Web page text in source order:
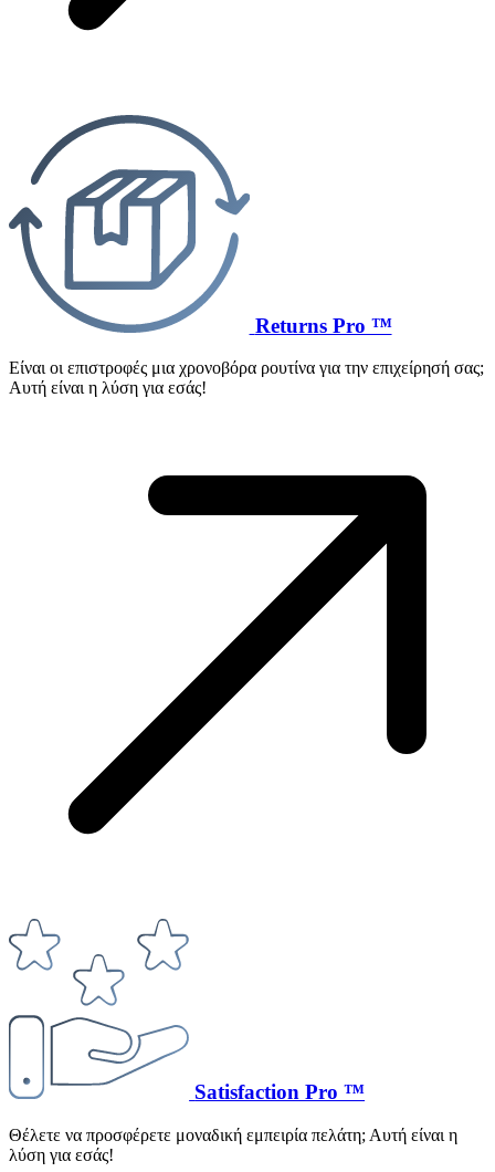
Returns Pro ™
Είναι οι επιστροφές μια χρονοβόρα ρουτίνα για την επιχείρησή σας;
Αυτή είναι η λύση για εσάς!
Satisfaction Pro ™
Θέλετε να προσφέρετε μοναδική εμπειρία πελάτη; Αυτή είναι η
λύση για εσάς!